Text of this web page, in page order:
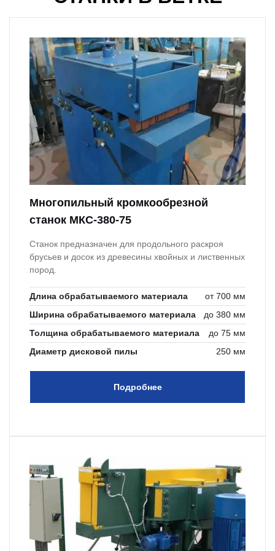
Многопильный кромкообрезной
станок МКС-380-75
Станок предназначен для продольного раскроя
брусьев и досок из древесины хвойных и лиственных
пород.
Длина обрабатываемого материала
от 700 мм
Ширина обрабатываемого материала
до 380 мм
Толщина обрабатываемого материала
до 75 мм
Диаметр дисковой пилы
250 мм
Подробнее